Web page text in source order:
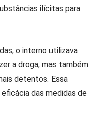
ilícitas para
o interno utilizava
a droga, mas também
detentos. Essa
das medidas de